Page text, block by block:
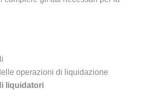
operazioni di liquidazione
liquidatori